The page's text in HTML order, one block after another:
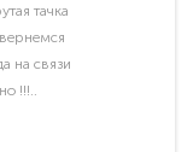
тачка
на связи
!!!..